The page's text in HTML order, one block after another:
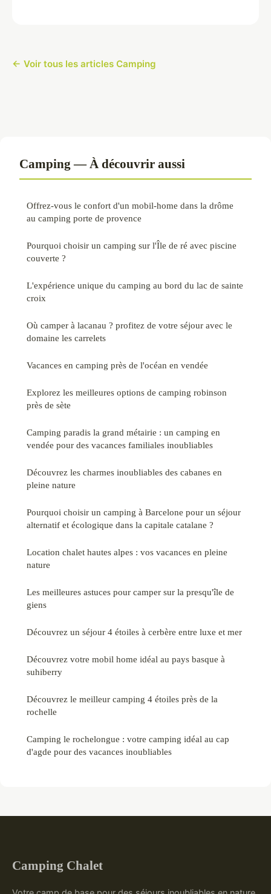
← Voir tous les articles Camping
Camping — À découvrir aussi
Offrez-vous le confort d'un mobil-home dans la drôme
au camping porte de provence
Pourquoi choisir un camping sur l'Île de ré avec piscine
couverte ?
L'expérience unique du camping au bord du lac de sainte
croix
Où camper à lacanau ? profitez de votre séjour avec le
domaine les carrelets
Vacances en camping près de l'océan en vendée
Explorez les meilleures options de camping robinson
près de sète
Camping paradis la grand métairie : un camping en
vendée pour des vacances familiales inoubliables
Découvrez les charmes inoubliables des cabanes en
pleine nature
Pourquoi choisir un camping à Barcelone pour un séjour
alternatif et écologique dans la capitale catalane ?
Location chalet hautes alpes : vos vacances en pleine
nature
Les meilleures astuces pour camper sur la presqu'île de
giens
Découvrez un séjour 4 étoiles à cerbère entre luxe et mer
Découvrez votre mobil home idéal au pays basque à
suhiberry
Découvrez le meilleur camping 4 étoiles près de la
rochelle
Camping le rochelongue : votre camping idéal au cap
d'agde pour des vacances inoubliables
Camping Chalet